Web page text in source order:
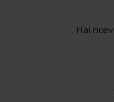
Hai